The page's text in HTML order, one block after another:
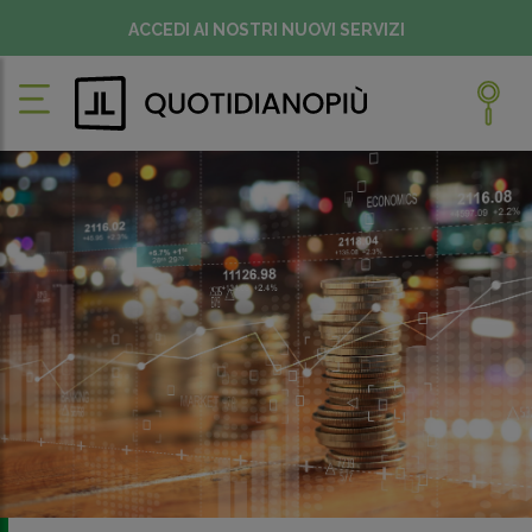
ACCEDI AI NOSTRI NUOVI SERVIZI